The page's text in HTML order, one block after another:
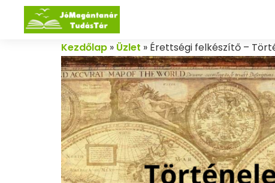
Kezdőlap » Üzlet » Érettségi felkészítő –